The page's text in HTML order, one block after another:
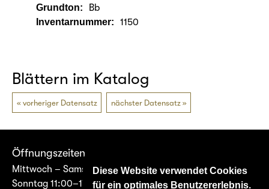
Grundton:
Bb
Inventarnummer: 1150
Blättern im Katalog
vorheriger Datensatz nächster Datensatz
Öffnungszeiten
Mittwoch – Samstag 14:00–17:00
Sonntag 11:00–17:00
Diese Website verwendet Cookies
für ein optimales Benutzererlebnis.